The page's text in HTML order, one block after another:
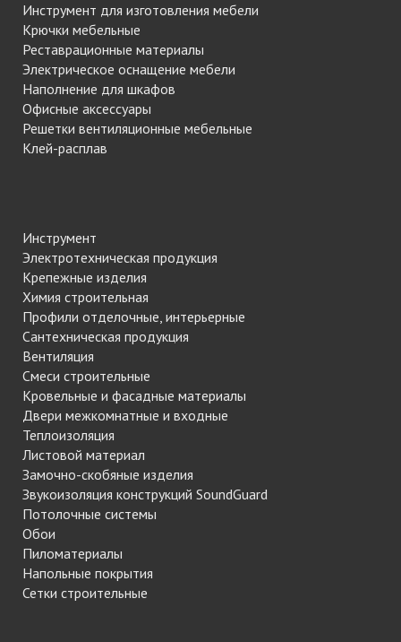
Инструмент для изготовления мебели
Крючки мебельные
Реставрационные материалы
Электрическое оснащение мебели
Наполнение для шкафов
Офисные аксессуары
Решетки вентиляционные мебельные
Клей-расплав
Инструмент
Электротехническая продукция
Крепежные изделия
Химия строительная
Профили отделочные, интерьерные
Сантехническая продукция
Вентиляция
Смеси строительные
Кровельные и фасадные материалы
Двери межкомнатные и входные
Теплоизоляция
Листовой материал
Замочно-скобяные изделия
Звукоизоляция конструкций SoundGuard
Потолочные системы
Обои
Пиломатериалы
Напольные покрытия
Сетки строительные